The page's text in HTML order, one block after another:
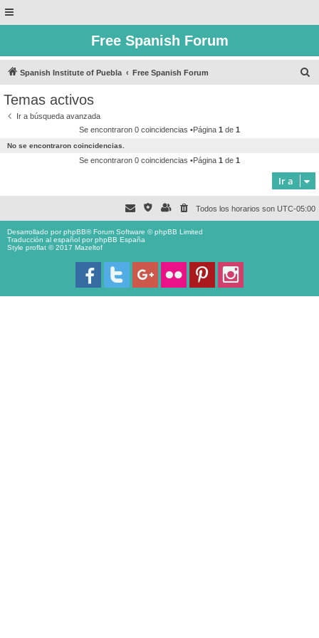
Free Spanish Forum
Spanish Institute of Puebla Free Spanish Forum
Temas activos
Ir a búsqueda avanzada
Se encontraron 0 coincidencias •Página 1 de 1
No se encontraron coincidencias.
Se encontraron 0 coincidencias •Página 1 de 1
Ir a
Todos los horarios son UTC-05:00
Desarrollado porphpBB® Forum Software © phpBB Limited
Traducción al español porphpBB España
Style proflat © 2017 Mazeltof